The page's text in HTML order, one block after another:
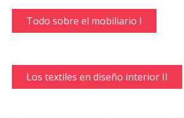
Todo sobre el mobiliario I
Los textiles en diseño interior II